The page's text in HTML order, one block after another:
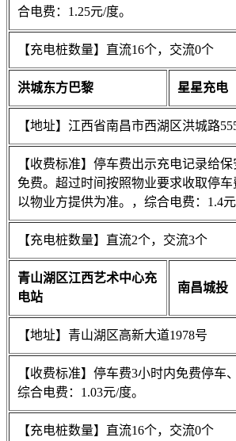
合电费：1.25元/度。
【充电桩数量】直流16个，交流0个
洪城东方巴黎 星星充电
【地址】江西省南昌市西湖区洪城路
【收费标准】停车费出示充电记录给
免费。超过时间按照物业要求收取停
以物业方提供为准。，综合电费：1.4元/
【充电桩数量】直流2个，交流3个
青山湖区江西艺术中心充
电站
南昌城投
【地址】青山湖区高新大道1978号
【收费标准】停车费3小时内免费停车
综合电费：1.03元/度。
【充电桩数量】直流16个，交流0个